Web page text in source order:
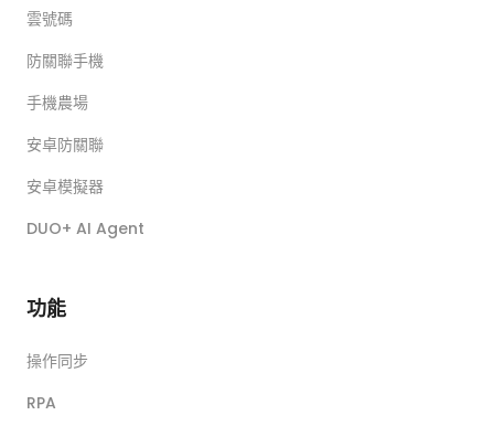
雲號碼
防關聯手機
手機農場
安卓防關聯
安卓模擬器
DUO+ AI Agent
功能
操作同步
RPA